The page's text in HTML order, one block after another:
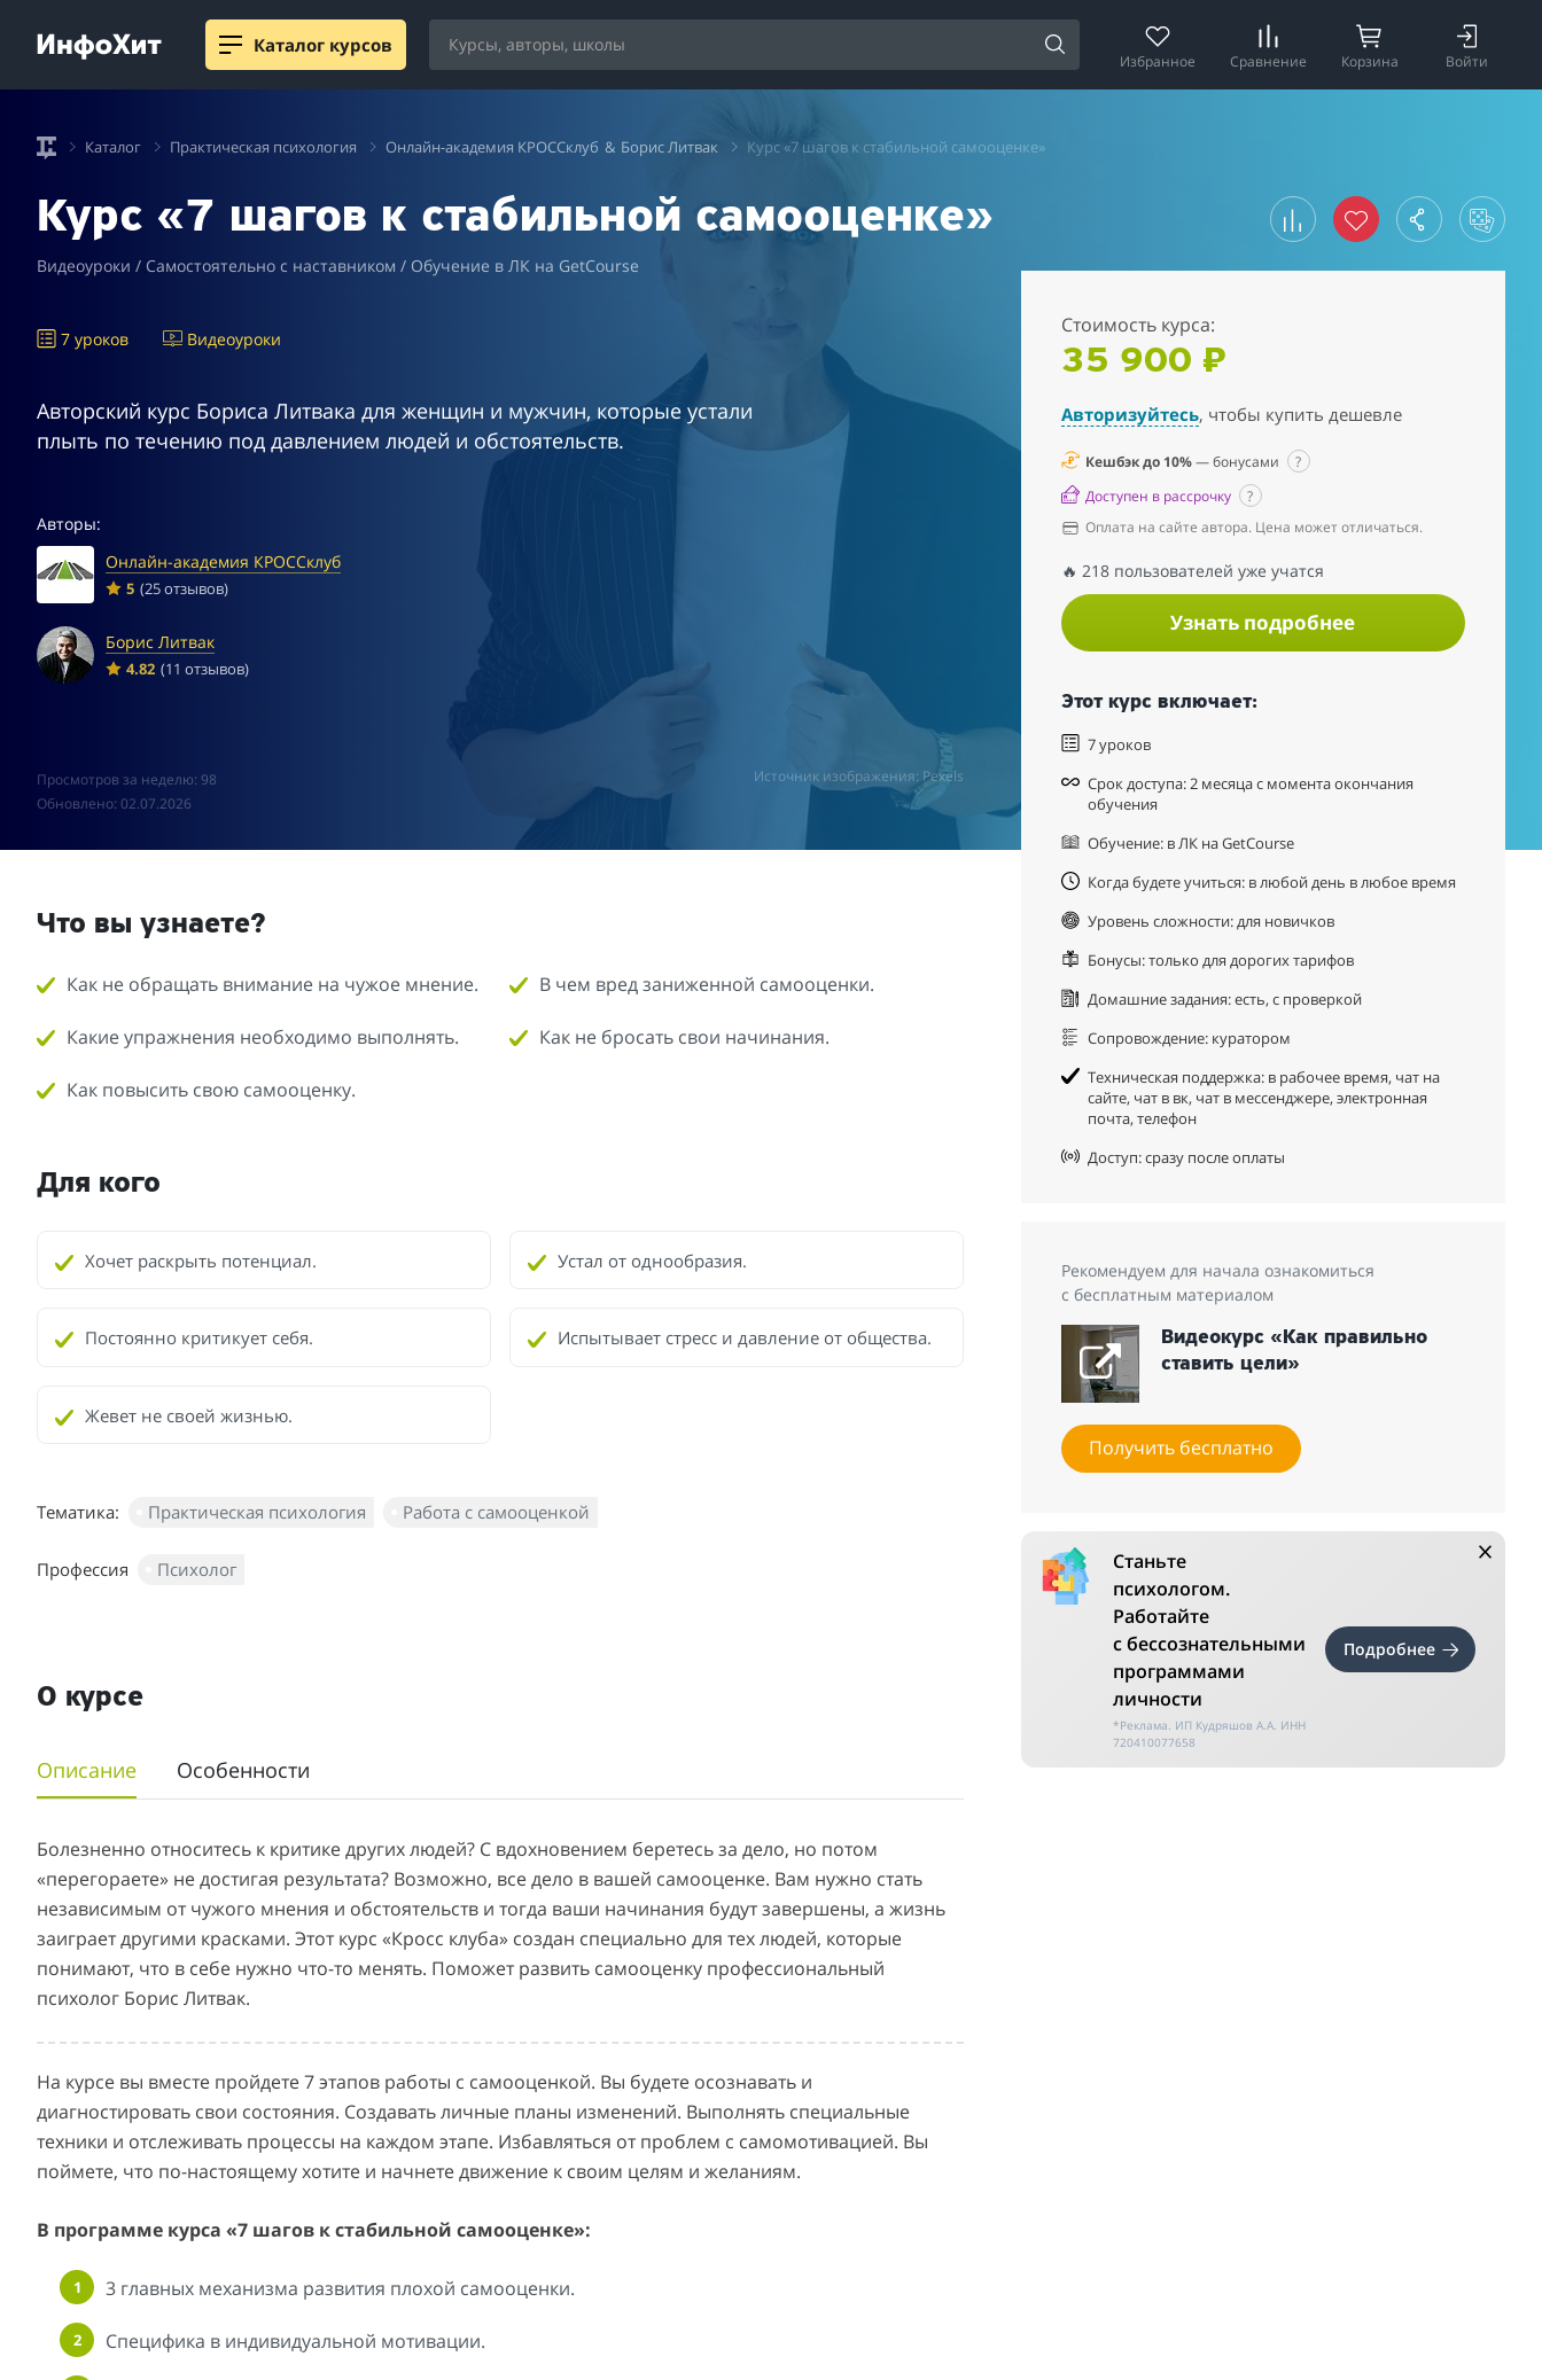
Каталог курсов
Избранное Сравнение Корзина Войти
Каталог Практическая психология Онлайн-академия КРОССклуб & Борис Литвак Курс «7 шагов к стабильной самооценке»
Курс «7 шагов к стабильной самооценке»
Видеоуроки / Самостоятельно с наставником / Обучение в ЛК на GetCourse
7 уроков Видеоуроки
Авторский курс Бориса Литвака для женщин и мужчин, которые устали
плыть по течению под давлением людей и обстоятельств.
Авторы:
Онлайн-академия КРОССклуб
5 (25 отзывов)
Борис Литвак
4.82 (11 отзывов)
Просмотров за неделю: 98
Обновлено: 02.07.2026
Источник изображения: Pexels
Стоимость курса:
35 900 ₽
Авторизуйтесь, чтобы купить дешевле
Кешбэк до 10%— бонусами
?
Доступен в рассрочку
?
Оплата на сайте автора. Цена может отличаться.
🔥 218 пользователей уже учатся
Узнать подробнее
Этот курс включает:
7 уроков
Срок доступа: 2 месяца с момента окончания
обучения
Обучение: в ЛК на GetCourse
Когда будете учиться: в любой день в любое время
Уровень сложности: для новичков
Бонусы: только для дорогих тарифов
Домашние задания: есть, с проверкой
Сопровождение: куратором
Техническая поддержка: в рабочее время, чат на
сайте, чат в вк, чат в мессенджере, электронная
почта, телефон
Доступ: сразу после оплаты
Рекомендуем для начала ознакомиться
с бесплатным материалом
Видеокурс «Как правильно
ставить цели»
Получить бесплатно
Станьте
психологом.
Работайте
с бессознательными
программами
личности
*Реклама. ИП Кудряшов А.А. ИНН
720410077658
Подробнее
Что вы узнаете?
Как не обращать внимание на чужое мнение.
Какие упражнения необходимо выполнять.
Как повысить свою самооценку.
В чем вред заниженной самооценки.
Как не бросать свои начинания.
Для кого
Хочет раскрыть потенциал.
Постоянно критикует себя.
Жевет не своей жизнью.
Устал от однообразия.
Испытывает стресс и давление от общества.
Тематика: Практическая психология Работа с самооценкой
Профессия Психолог
О курсе
Описание Особенности
Болезненно относитесь к критике других людей? С вдохновением беретесь за дело, но потом
«перегораете» не достигая результата? Возможно, все дело в вашей самооценке. Вам нужно стать
независимым от чужого мнения и обстоятельств и тогда ваши начинания будут завершены, а жизнь
заиграет другими красками. Этот курс «Кросс клуба» создан специально для тех людей, которые
понимают, что в себе нужно что-то менять. Поможет развить самооценку профессиональный
психолог Борис Литвак.
На курсе вы вместе пройдете 7 этапов работы с самооценкой. Вы будете осознавать и
диагностировать свои состояния. Создавать личные планы изменений. Выполнять специальные
техники и отслеживать процессы на каждом этапе. Избавляться от проблем с самомотивацией. Вы
поймете, что по-настоящему хотите и начнете движение к своим целям и желаниям.
В программе курса «7 шагов к стабильной самооценке»:
3 главных механизма развития плохой самооценки.
Специфика в индивидуальной мотивации.